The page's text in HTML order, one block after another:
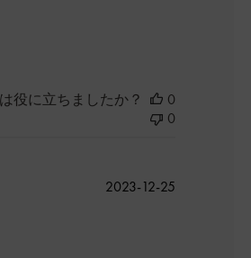
役に立ちましたか？
0
0
公
2023-12-25